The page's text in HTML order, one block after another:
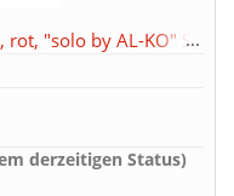
"solo by AL-KO" SE
derzeitigen Status)